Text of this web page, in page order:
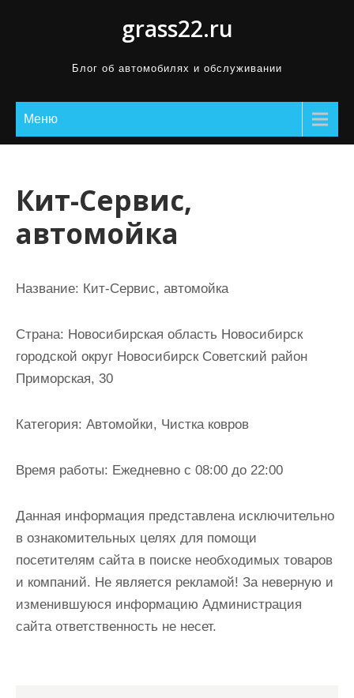
а
grass22.ru
Блог об автомобилях и обслуживании
Меню
Кит-Сервис,
автомойка
Название: Кит-Сервис, автомойка
Страна: Новосибирская область Новосибирск
городской округ Новосибирск Советский район
Приморская, 30
Категория: Автомойки, Чистка ковров
Время работы: Ежедневно с 08:00 до 22:00
Данная информация представлена исключительно
в ознакомительных целях для помощи
посетителям сайта в поиске необходимых товаров
и компаний. Не является рекламой! За неверную и
изменившуюся информацию Администрация
сайта ответственность не несет.